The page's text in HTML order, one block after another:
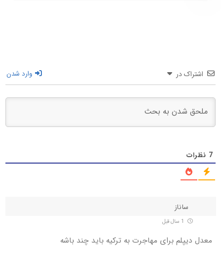
اشتراک در وارد شدن
7 نظرات
ساناز
معدل دیپلم برای مهاجرت به ترکیه باید چند باشه